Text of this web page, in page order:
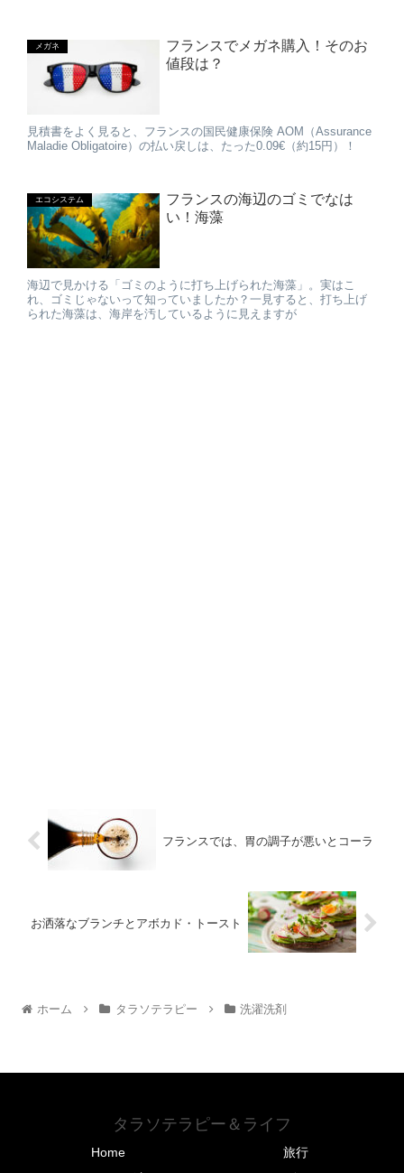
メガネ
フランスでメガネ購入！そのお
値段は？
見積書をよく見ると、フランスの国民健康保険 AOM（Assurance
Maladie Obligatoire）の払い戻しは、たった0.09€（約15円）！
エコシステム
フランスの海辺のゴミでなは
い！海藻
海辺で見かける「ゴミのように打ち上げられた海藻」。実はこ
れ、ゴミじゃないって知っていましたか？一見すると、打ち上げ
られた海藻は、海岸を汚しているように見えますが
フランスでは、胃の調子が悪いとコーラ
お洒落なブランチとアボカド・トースト
ホーム タラソテラピー 洗濯洗剤
タラソテラピー＆ライフ
Home
旅行